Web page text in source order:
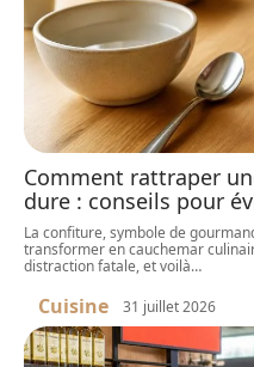
Comment rattraper
dure : conseils pour
La confiture, symbole de
transformer en cauchemar
distraction fatale, et voilà…
Cuisine 31 juillet 2026